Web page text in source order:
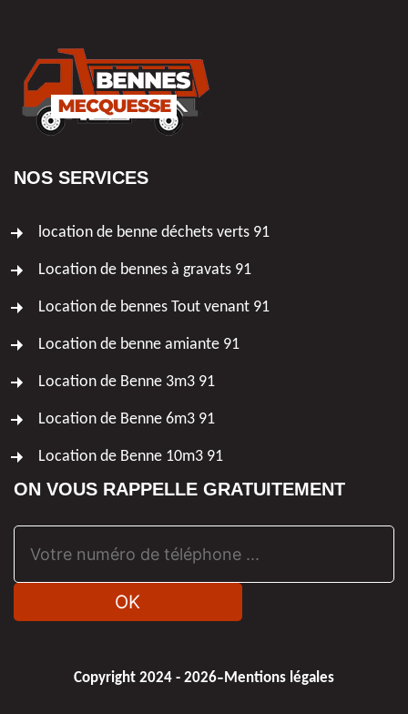
NOS SERVICES
location de benne déchets verts 91
Location de bennes à gravats 91
Location de bennes Tout venant 91
Location de benne amiante 91
Location de Benne 3m3 91
Location de Benne 6m3 91
Location de Benne 10m3 91
ON VOUS RAPPELLE GRATUITEMENT
Copyright 2024 - 2026- Mentions légales